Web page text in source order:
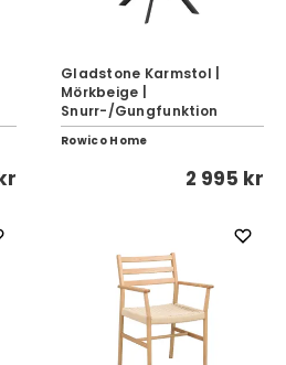
Gladstone Karmstol |
Mörkbeige |
Snurr-/Gungfunktion
Rowico Home
2 995 kr